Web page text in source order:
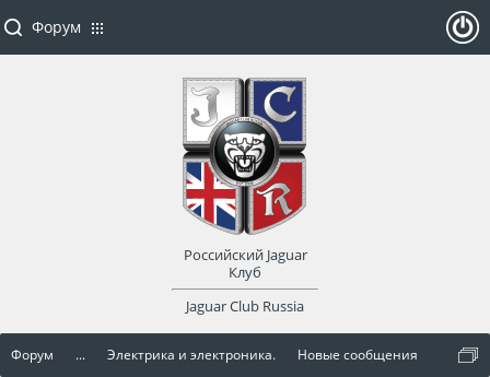
Форум ... Электрика и электроника. Новые сообщения
Форум
Российский Jaguar
Клуб
Jaguar Club Russia
оват